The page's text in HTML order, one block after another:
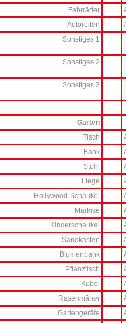
Fahrräder
Autoreifen
Sonstiges 1
Sonstiges 2
Sonstiges 3
Garten
Tisch
Bank
Stuhl
Liege
Hollywood-Schaukel
Markise
Kinderschaukel
Sandkasten
Blumenbank
Pflanztisch
Kübel
Rasenmäher
Gartengeräte